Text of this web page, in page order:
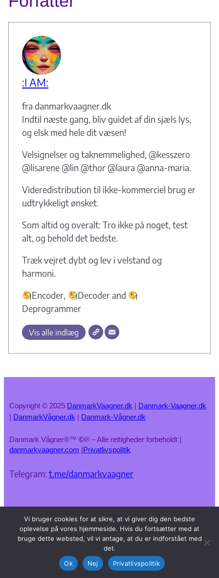
:I AM:
fra danmarkvaagner.dk
Indtil næste gang, bliv guidet af din sjæls lys,
og elsk med hele dit væsen!
Velsignelser og taknemmelighed, @kesszero
@lisarene @lin @thor @laura @anna-maria.
Videredistribution til ikke-kommerciel brug er
udtrykkeligt ønsket.
Som altid og overalt: Tro ikke på noget, test
alt, og behold det bedste.
Træk vejret dybt og lev i velstand og
harmoni.
Encoder,
Decoder and
Deprogrammer
Vis alle indlæg
Copyright © 2025 DanmarkVaagner.dk | Danmark-Vaagner.dk
| DanmarkVågner.dk | Danmark-Vågner.dk
Danmark Vågner®™ ©℗ – Alle rettigheder forbeholdt |
danmarkvaagner.com
Privatlivspolitik
Telegram: t.me/danmarkvaagner
Vi bruger cookies for at sikre, at vi giver dig den bedste
oplevelse på vores hjemmeside. Hvis du fortsætter med at
bruge dette websted, vil vi antage, at du er indforstået med
det.
Ok
Nej Privatlivspolitik